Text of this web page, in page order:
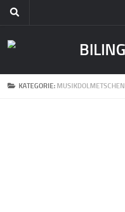
KATEGORIE: MUSIKDOLMETSCHEN